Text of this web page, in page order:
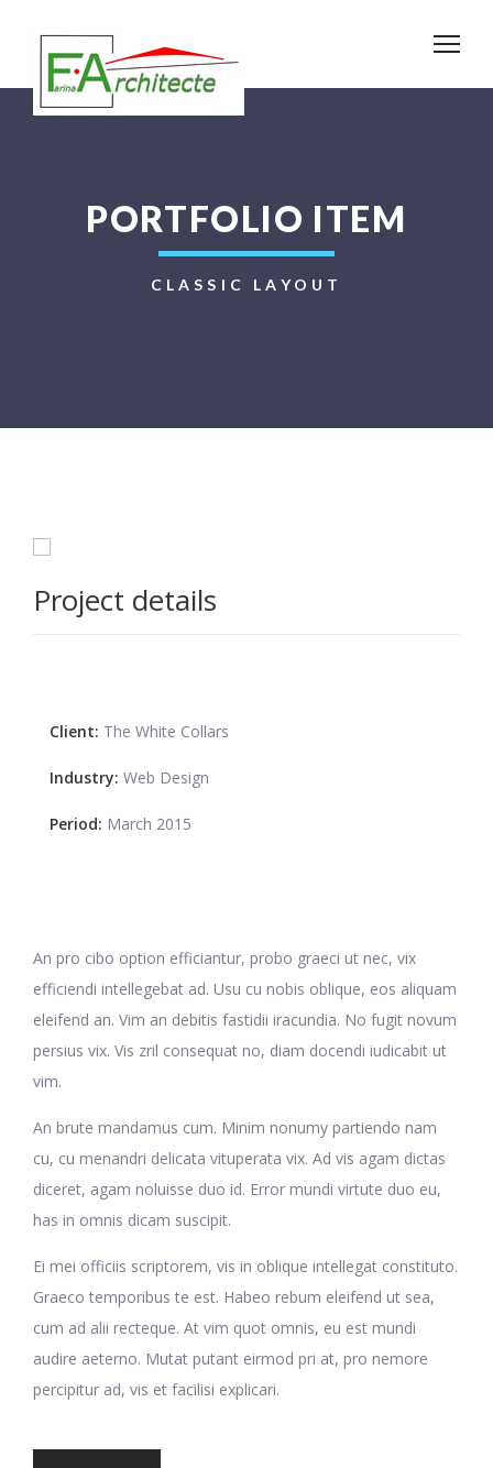
PORTFOLIO ITEM
CLASSIC LAYOUT
Project details
Client: The White Collars
Industry: Web Design
Period: March 2015
An pro cibo option efficiantur, probo graeci ut nec, vix
efficiendi intellegebat ad. Usu cu nobis oblique, eos aliquam
eleifend an. Vim an debitis fastidii iracundia. No fugit novum
persius vix. Vis zril consequat no, diam docendi iudicabit ut
vim.
An brute mandamus cum. Minim nonumy partiendo nam
cu, cu menandri delicata vituperata vix. Ad vis agam dictas
diceret, agam noluisse duo id. Error mundi virtute duo eu,
has in omnis dicam suscipit.
Ei mei officiis scriptorem, vis in oblique intellegat constituto.
Graeco temporibus te est. Habeo rebum eleifend ut sea,
cum ad alii recteque. At vim quot omnis, eu est mundi
audire aeterno. Mutat putant eirmod pri at, pro nemore
percipitur ad, vis et facilisi explicari.